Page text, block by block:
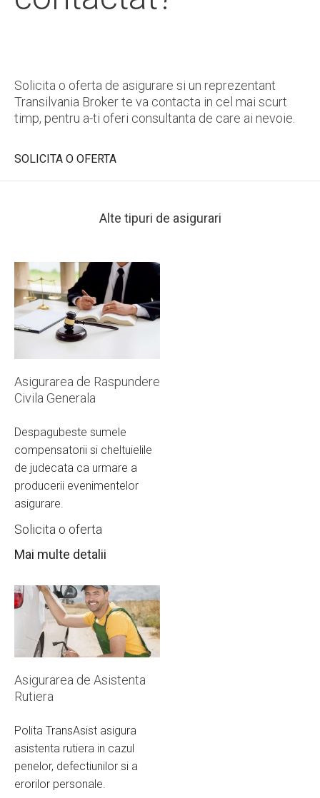
Solicita o oferta de asigurare si un reprezentant
Transilvania Broker te va contacta in cel mai scurt
timp, pentru a-ti oferi consultanta de care ai nevoie.
SOLICITA O OFERTA
Alte tipuri de asigurari
Asigurarea de Raspundere
Civila Generala
Despagubeste sumele
compensatorii si cheltuielile
de judecata ca urmare a
producerii evenimentelor
asigurare.
Solicita o oferta
Mai multe detalii
Asigurarea de Asistenta
Rutiera
Polita TransAsist asigura
asistenta rutiera in cazul
penelor, defectiunilor si a
erorilor personale.